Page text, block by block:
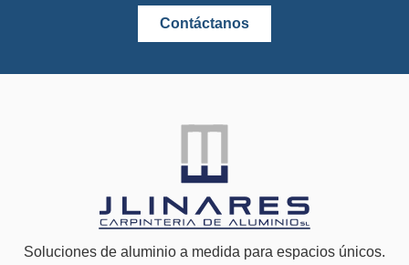
Contáctanos
Soluciones de aluminio a medida para espacios únicos.